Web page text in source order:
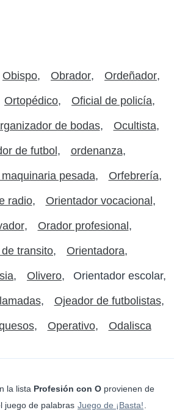
Obispo Obrador Ordeñador
Ortopédico Oficial de policía
de bodas Ocultista
de futbol ordenanza
pesada Orfebrería
radio Orientador vocacional
Orador profesional
transito Orientadora
Olivero Orientador escolar
Ojeador de futbolistas
Operativo Odalisca
la lista Profesión con O provienen de
juego de palabras Juego de ¡Basta!